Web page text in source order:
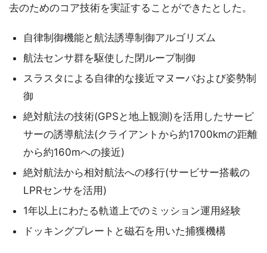
去のためのコア技術を実証することができたとした。
自律制御機能と航法誘導制御アルゴリズム
航法センサ群を駆使した閉ループ制御
スラスタによる自律的な接近マヌーバおよび姿勢制
御
絶対航法の技術(GPSと地上観測)を活用したサービ
サーの誘導航法(クライアントから約1700kmの距離
から約160mへの接近)
絶対航法から相対航法への移行(サービサー搭載の
LPRセンサを活用)
1年以上にわたる軌道上でのミッション運用経験
ドッキングプレートと磁石を用いた捕獲機構